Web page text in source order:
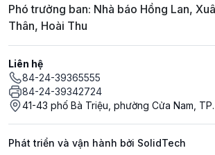
Phó trưởng ban: Nhà báo Hồng Lan,
Thân, Hoài Thu
Liên hệ
84-24-39365555
84-24-39342724
41-43 phố Bà Triệu, phường Cửa Nam,
Phát triển và vận hành bởi SolidTech